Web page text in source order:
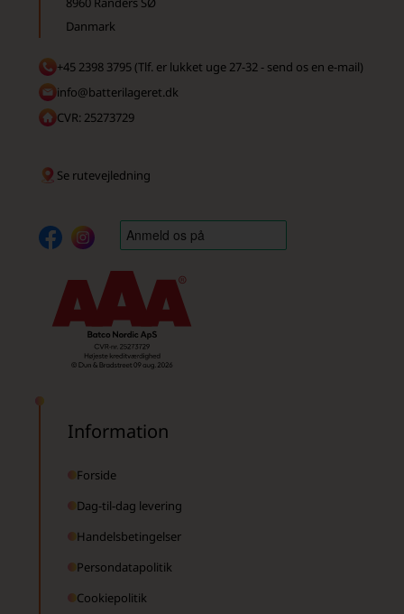
Danmark
+45 2398 3795 (Tlf. er lukket uge 27-32 - send os en e-mail)
info@batterilageret.dk
CVR: 25273729
Se rutevejledning
Information
Forside
Dag-til-dag levering
Handelsbetingelser
Persondatapolitik
Cookiepolitik